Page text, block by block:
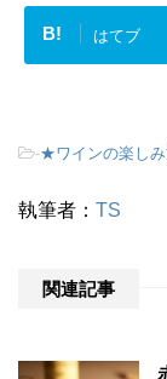
B! はてブ
-★ワインの楽し
執筆者： TS
関連記事